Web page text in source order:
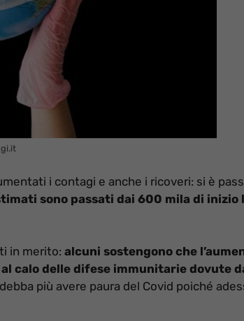
i contagi e anche i ricoveri: si è
sono passati dai 600 mila di inizio
in merito: alcuni sostengono che
calo delle difese immunitarie dovute
più avere paura del Covid poiché